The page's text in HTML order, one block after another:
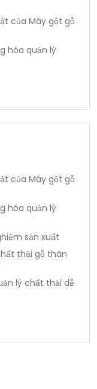
của Máy gột gỗ
hóa quản lý
của Máy gột gỗ
hóa quản lý
sản xuất
thải gỗ thân
lý chất thải dễ